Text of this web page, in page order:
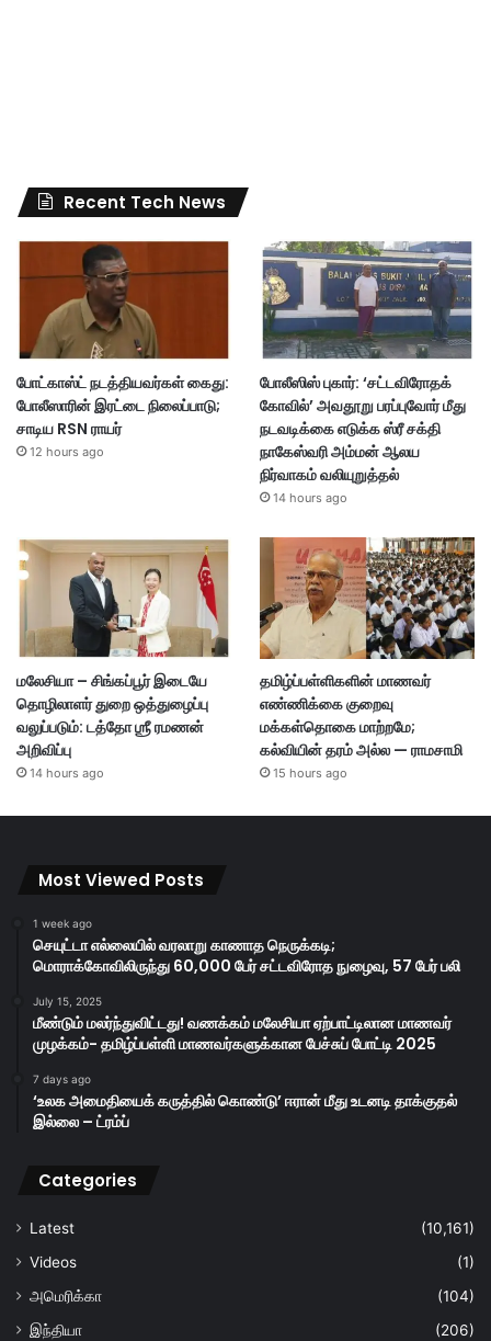
Recent Tech News
போட்காஸ்ட் நடத்தியவர்கள் கைது:
போலீஸாரின் இரட்டை நிலைப்பாடு;
சாடிய RSN ராயர்
12 hours ago
போலீஸிஸ் புகார்: ‘சட்டவிரோதக்
கோவில்’ அவதூறு பரப்புவோர் மீது
நடவடிக்கை எடுக்க ஸ்ரீ சக்தி
நாகேஸ்வரி அம்மன் ஆலய
நிர்வாகம் வலியுறுத்தல்
14 hours ago
மலேசியா – சிங்கப்பூர் இடையே
தொழிலாளர் துறை ஒத்துழைப்பு
வலுப்படும்: டத்தோ ஶ்ரீ ரமணன்
அறிவிப்பு
14 hours ago
தமிழ்ப்பள்ளிகளின் மாணவர்
எண்ணிக்கை குறைவு
மக்கள்தொகை மாற்றமே;
கல்வியின் தரம் அல்ல — ராமசாமி
15 hours ago
Most Viewed Posts
1 week ago
செயுட்டா எல்லையில் வரலாறு காணாத நெருக்கடி;
மொராக்கோவிலிருந்து 60,000 பேர் சட்டவிரோத நுழைவு, 57 பேர் பலி
July 15, 2025
மீண்டும் மலர்ந்துவிட்டது! வணக்கம் மலேசியா ஏற்பாட்டிலான மாணவர்
முழக்கம்- தமிழ்ப்பள்ளி மாணவர்களுக்கான பேச்சுப் போட்டி 2025
7 days ago
‘உலக அமைதியைக் கருத்தில் கொண்டு’ ஈரான் மீது உடனடி தாக்குதல்
இல்லை – ட்ரம்ப்
Categories
Latest
(10,161)
Videos
(1)
அமெரிக்கா
(104)
இந்தியா
(206)